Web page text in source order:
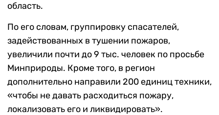
область.
По его словам, группировку спасателей,
задействованных в тушении пожаров,
увеличили почти до 9 тыс. человек по просьбе
Минприроды. Кроме того, в регион
дополнительно направили 200 единиц техники,
«чтобы не давать расходиться пожару,
локализовать его и ликвидировать».